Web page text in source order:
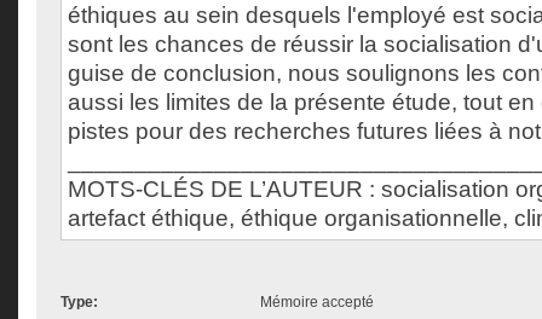
éthiques au sein desquels l'employé est
sont les chances de réussir la socialisation
guise de conclusion, nous soulignons les
aussi les limites de la présente étude, tout
pistes pour des recherches futures liées à
MOTS-CLÉS DE L’AUTEUR : socialisation
artefact éthique, éthique organisationnelle,
Type:
Mémoire accepté